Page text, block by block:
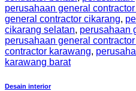
perusahaan general
general contractor cikarang,
cikarang selatan, perusahaan
perusahaan general
contractor karawang,
karawang barat
Desain interior